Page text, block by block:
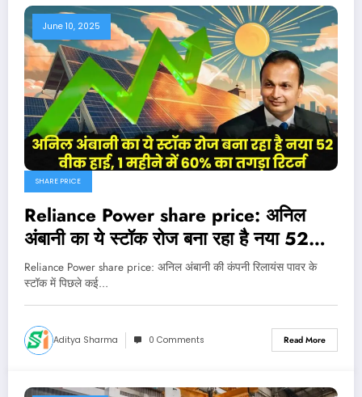
June 10, 2025
SHARE PRICE
Reliance Power share price: अनिल
अंबानी का ये स्टॉक रोज बना रहा है नया 52
वीक हाई, 1 महीने में 60% का तगड़ा रिटर्न
Reliance Power share price: अनिल अंबानी की कंपनी रिलायंस पावर के
स्टॉक में पिछले कई…
Aditya Sharma 0 Comments Read More